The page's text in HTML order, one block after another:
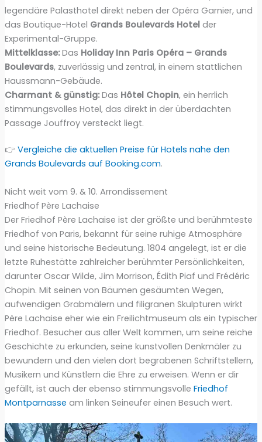
legendäre Palasthotel direkt neben der Opéra Garnier, und
das Boutique-Hotel Grands Boulevards Hotelder
Experimental-Gruppe.
Mittelklasse:Das Holiday Inn Paris Opéra – Grands
Boulevards, zuverlässig und zentral, in einem stattlichen
Haussmann-Gebäude.
Charmant & günstig:Das Hôtel Chopin, ein herrlich
stimmungsvolles Hotel, das direkt in der überdachten
Passage Jouffroy versteckt liegt.
👉 Vergleiche die aktuellen Preise für Hotels nahe den
Grands Boulevards auf Booking.com.
Nicht weit vom 9. & 10. Arrondissement
Friedhof Père Lachaise
Der Friedhof Père Lachaise ist der größte und berühmteste
Friedhof von Paris, bekannt für seine ruhige Atmosphäre
und seine historische Bedeutung. 1804 angelegt, ist er die
letzte Ruhestätte zahlreicher berühmter Persönlichkeiten,
darunter Oscar Wilde, Jim Morrison, Édith Piaf und Frédéric
Chopin. Mit seinen von Bäumen gesäumten Wegen,
aufwendigen Grabmälern und filigranen Skulpturen wirkt
Père Lachaise eher wie ein Freilichtmuseum als ein typischer
Friedhof. Besucher aus aller Welt kommen, um seine reiche
Geschichte zu erkunden, seine kunstvollen Denkmäler zu
bewundern und den vielen dort begrabenen Schriftstellern,
Musikern und Künstlern die Ehre zu erweisen. Wenn er dir
gefällt, ist auch der ebenso stimmungsvolle Friedhof
Montparnasse am linken Seineufer einen Besuch wert.